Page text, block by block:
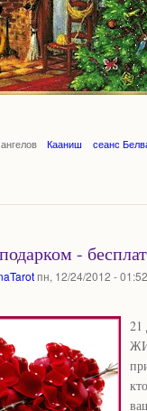
Кааниш сеанс
-
пн, 12/24/2012 - 01:52
21